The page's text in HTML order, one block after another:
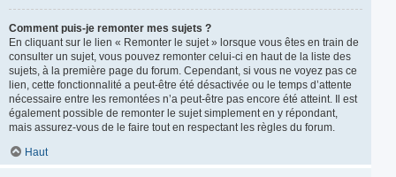
Comment puis-je remonter mes sujets ?
En cliquant sur le lien « Remonter le sujet » lorsque vous êtes en train de
consulter un sujet, vous pouvez remonter celui-ci en haut de la liste des
sujets, à la première page du forum. Cependant, si vous ne voyez pas ce
lien, cette fonctionnalité a peut-être été désactivée ou le temps d’attente
nécessaire entre les remontées n’a peut-être pas encore été atteint. Il est
également possible de remonter le sujet simplement en y répondant,
mais assurez-vous de le faire tout en respectant les règles du forum.
Haut